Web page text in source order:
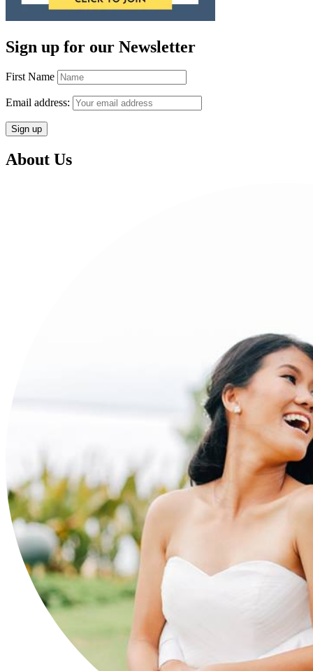
Sign up for our Newsletter
First Name
Email address:
About Us